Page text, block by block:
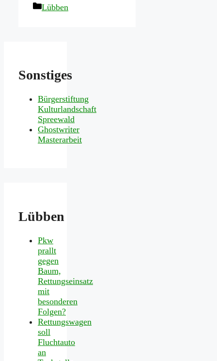
Kategorien
Lübben
Sonstiges
Bürgerstiftung
Kulturlandschaft
Spreewald
Ghostwriter
Masterarbeit
Lübben
Pkw
prallt
gegen
Baum,
Rettungseinsatz
mit
besonderen
Folgen?
Rettungswagen
soll
Fluchtauto
an